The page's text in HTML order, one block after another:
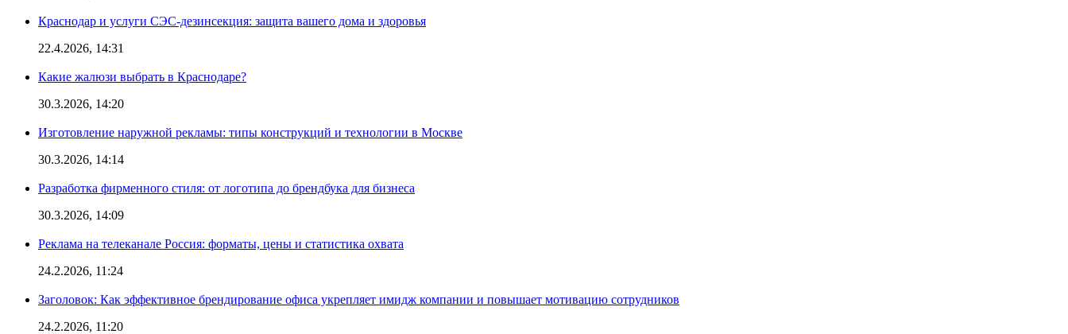
Краснодар и услуги СЭС-дезинсекция: защита вашего дома и здоровья
22.4.2026, 14:31
Какие жалюзи выбрать в Краснодаре?
30.3.2026, 14:20
Изготовление наружной рекламы: типы конструкций и технологии в Москве
30.3.2026, 14:14
Разработка фирменного стиля: от логотипа до брендбука для бизнеса
30.3.2026, 14:09
Реклама на телеканале Россия: форматы, цены и статистика охвата
24.2.2026, 11:24
Заголовок: Как эффективное брендирование офиса укрепляет имидж компании и повышает мотивацию сотрудников
24.2.2026, 11:20